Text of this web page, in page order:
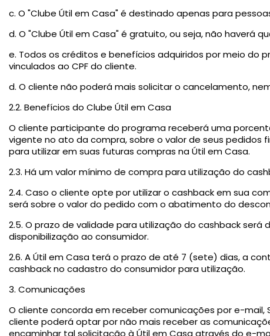
c. O "Clube Útil em Casa" é destinado apenas para
d. O "Clube Útil em Casa" é gratuito, ou seja, não haverá
e. Todos os créditos e benefícios adquiridos por meio do
vinculados ao CPF do cliente.
d. O cliente não poderá mais solicitar o cancelamento,
2.2. Benefícios do Clube Útil em Casa
O cliente participante do programa receberá uma
vigente no ato da compra, sobre o valor de seus
para utilizar em suas futuras compras na Útil em Casa.
2.3. Há um valor mínimo de compra para utilização do
2.4. Caso o cliente opte por utilizar o cashback em sua
será sobre o valor do pedido com o abatimento do
2.5. O prazo de validade para utilização do cashback
disponibilização ao consumidor.
2.6. A Útil em Casa terá o prazo de até 7 (sete) dias, a
cashback no cadastro do consumidor para utilização.
3. Comunicações
O cliente concorda em receber comunicações por e-mail,
cliente poderá optar por não mais receber as
encaminhar tal solicitação à Útil em Casa através do e-